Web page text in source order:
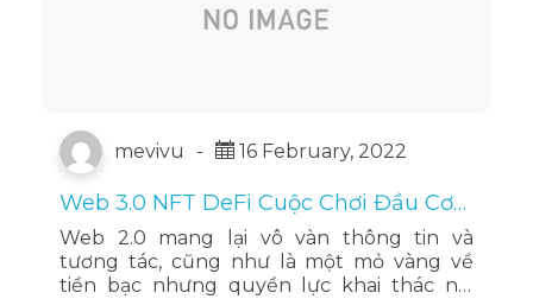
mevivu - 16 February, 2022
Web 3.0 NFT DeFi Cuộc Chơi Đầu Cơ
Từ Tham Vọng Dân Chủ Hóa Web
Web 2.0 mang lại vô vàn thông tin và
tương tác, cũng như là một mỏ vàng về
tiền bạc nhưng quyền lực khai thác nó,